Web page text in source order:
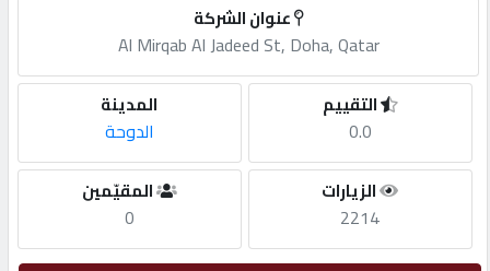
أضف
مطلوب
طلب
عنوان الشركة
Al Mirqab Al Jadeed St, Doha, Qatar
المدينة
الدوحة
التقييم
0.0
المقيّمين
0
الزيارات
2214